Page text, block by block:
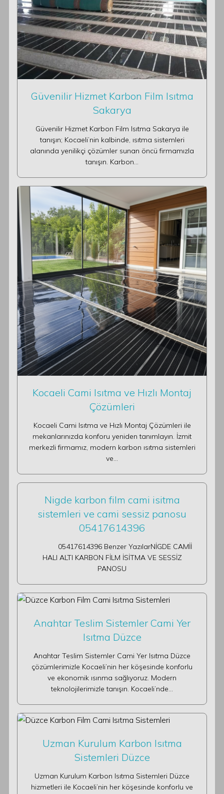
Güvenilir Hizmet Karbon Film Isıtma
Sakarya
Güvenilir Hizmet Karbon Film Isıtma Sakarya ile
tanışın; Kocaeli’nin kalbinde, ısıtma sistemleri
alanında yenilikçi çözümler sunan öncü firmamızla
tanışın. Karbon…
Kocaeli Cami Isıtma ve Hızlı Montaj
Çözümleri
Kocaeli Cami Isıtma ve Hızlı Montaj Çözümleri ile
mekanlarınızda konforu yeniden tanımlayın. İzmit
merkezli firmamız, modern karbon ısıtma sistemleri
ve…
Nigde karbon film cami isitma
sistemleri ve cami sessiz panosu
05417614396
05417614396 Benzer YazılarNİGDE CAMİİ
HALI ALTI KARBON FİLM İSİTMA VE SESSİZ
PANOSU
Anahtar Teslim Sistemler Cami Yer
Isıtma Düzce
Anahtar Teslim Sistemler Cami Yer Isıtma Düzce
çözümlerimizle Kocaeli’nin her köşesinde konforlu
ve ekonomik ısınma sağlıyoruz. Modern
teknolojilerimizle tanışın. Kocaeli’nde…
Uzman Kurulum Karbon Isıtma
Sistemleri Düzce
Uzman Kurulum Karbon Isıtma Sistemleri Düzce
hizmetleri ile Kocaeli’nin her köşesinde konforlu ve